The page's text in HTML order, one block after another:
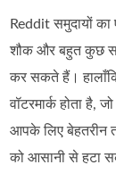
Reddit समुदायों का
शौक और बहुत कुछ
कर सकते हैं।
वॉटरमार्क होता है,
आपके लिए बेहतरीन
को आसानी से हटा